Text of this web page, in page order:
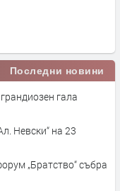
Последни новини
гала
Невски“ на 23
„Братство“ събра